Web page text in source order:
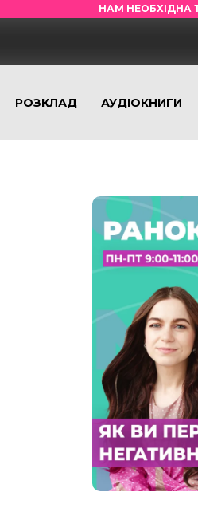
НАМ НЕОБХІДНА
РОЗКЛАД АУДІОКНИГИ